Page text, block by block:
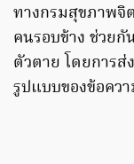
ทางกรมสุขภาพจิ
คนรอบข้าง ช่วย
ตัวตาย โดยการ
รูปแบบของข้อคว